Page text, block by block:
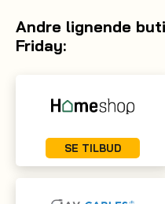
Andre lignende
Friday:
SE TILBUD